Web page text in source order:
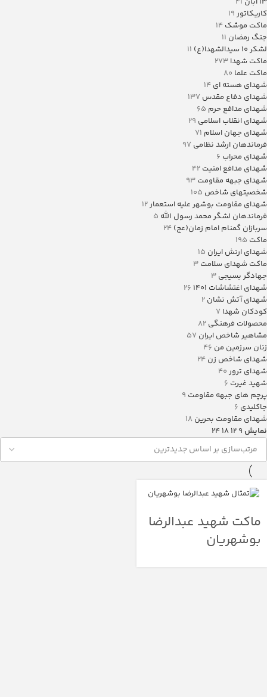
کاریکاتور 19
ماکت موشک 14
جنگ رمضان 11
لشکر ۱۰ سیدالشهدا(ع)
11
ماکت شهدا 273
ماکت علما 80
شهدای هسته ای 14
شهدای دفاع مقدس 137
شهدای مدافع حرم 65
شهدای انقلاب اسلامی 29
شهدای جهان اسلام 71
فرماندهان ارشد نظامی 97
شهدای محراب 6
شهدای مدافع امنیت 42
شهدای جبهه مقاومت 93
شخصیتهای شاخص 105
شهدای مقاومت بوشهر علیه استعمار12
فرماندهان لشگر محمد رسول الله 5
سربازان گمنام امام زمان(عج) 24
ماکت 195
شهدای ارتش ایران 15
ماکت شهدای سلامت 3
جهادگر بسیجی 3
شهدای اغتشاشات 1401
26
شهدای آتش نشان 2
کودکان شهدا 7
محصولات فرهنگی 82
مشاهیر شاخص ایران 57
زنان سرزمین من 46
شهدای شاخص زن 24
شهدای ترور 40
شهید غیرت 6
پرچم های جبهه مقاومت 9
جاکلیدی 6
شهدای مقاومت بحرین 18
نمایش 9
12
18
24
ماکت شهید عبدالرضا
بوشهریان